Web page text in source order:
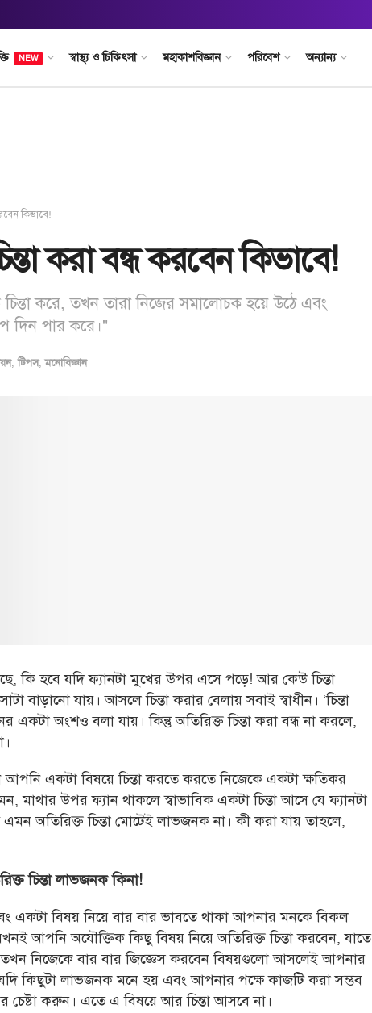
NEW স্বাস্থ্য ও চিকিৎসা মহাকাশবিজ্ঞান পরিবেশ অন্যান্য
কিভাবে!
করা বন্ধ করবেন কিভাবে!
করে, তখন তারা নিজের সমালোচক হয়ে উঠে এবং
দিন পার করে।"
,টিপস,মনোবিজ্ঞান
কি হবে যদি ফ্যানটা মুখের উপর এসে পড়ে! আর কেউ চিন্তা
বাড়ানো যায়। আসলে চিন্তা করার বেলায়সবাইস্বাধীন। ‘চিন্তা
একটা অংশও বলা যায়। কিন্তু অতিরিক্ত চিন্তা করা বন্ধ না করলে,
একটা বিষয়ে চিন্তা করতে করতে নিজেকে একটা ক্ষতিকর
মাথার উপর ফ্যান থাকলে স্বাভাবিক একটা চিন্তা আসে যে ফ্যানটা
এমন অতিরিক্ত চিন্তা মোটেই লাভজনক না। কী করা যায় তাহলে,
চিন্তা লাভজনক কিনা!
একটা বিষয় নিয়ে বার বার ভাবতে থাকা আপনার মনকে বিকল
আপনি অযৌক্তিক কিছু বিষয় নিয়ে অতিরিক্ত চিন্তা করবেন, যাতে
তখন নিজেকে বার বার জিজ্ঞেস করবেন বিষয়গুলো আসলেই আপনার
কিছুটা লাভজনক মনে হয় এবং আপনার পক্ষে কাজটি করাসম্ভব
চেষ্টা করুন। এতে এ বিষয়ে আর চিন্তা আসবে না।